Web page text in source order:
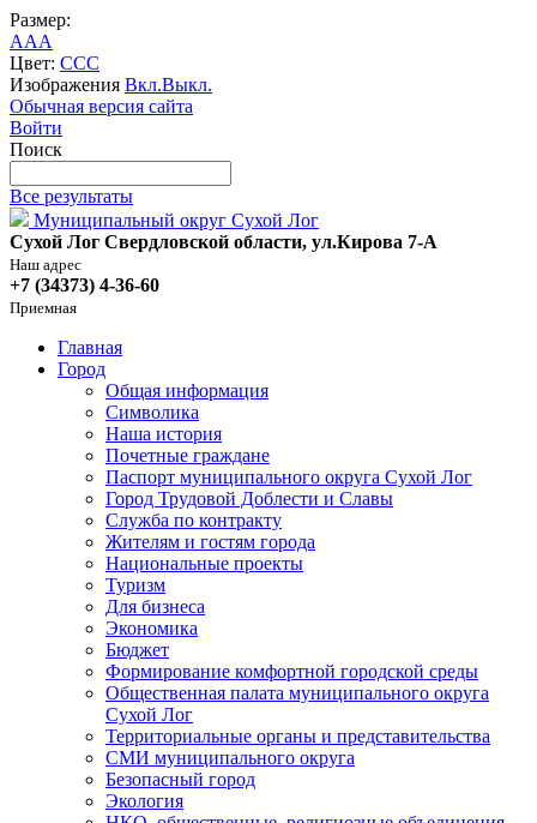
Размер:
AAA
Цвет: CCC
Изображения Вкл.Выкл.
Обычная версия сайта
Войти
Поиск
Все результаты
Муниципальный округ Сухой Лог
Сухой Лог Свердловской области, ул.Кирова 7-А
Наш адрес
+7 (34373) 4-36-60
Приемная
Главная
Город
Общая информация
Символика
Наша история
Почетные граждане
Паспорт муниципального округа Сухой Лог
Город Трудовой Доблести и Славы
Служба по контракту
Жителям и гостям города
Национальные проекты
Туризм
Для бизнеса
Экономика
Бюджет
Формирование комфортной городской среды
Общественная палата муниципального округа
Сухой Лог
Территориальные органы и представительства
СМИ муниципального округа
Безопасный город
Экология